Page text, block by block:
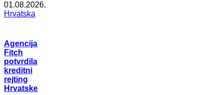
01.08.2026.
Hrvatska
Agencija
Fitch
potvrdila
kreditni
rejting
Hrvatske